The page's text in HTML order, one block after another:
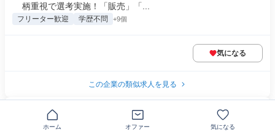
柄重視で選考実施！「販売」「...
フリーター歓迎 学歴不問 +9個
気になる
この企業の類似求人を見る
メガネの接客・販売スタッフ
ホーム オファー 気になる